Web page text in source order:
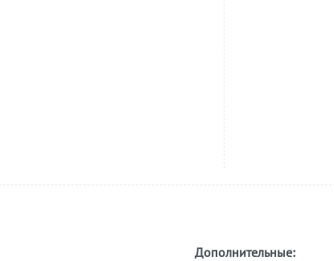
Дополнительные: